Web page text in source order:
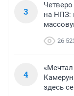
3
на НПЗ:
26
4
здесь